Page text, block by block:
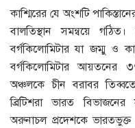
কাশ্মিরের যে অংশটি
বালতিস্থান সমন্বয়ে
বর্গকিলোমিটার যা জম্মু ও
বর্গকিলোমিটার আয়তনের
অঞ্চলকে চীন বরাবর
ব্রিটিশরা ভারত
অরুনাচল প্রদেশকে